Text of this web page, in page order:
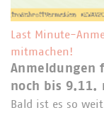
Last Minute-
mitmachen!
Anmeldungen
noch bis 9.11.
Bald ist es so